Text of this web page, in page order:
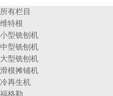
所有栏目
维特根
小型铣刨机
中型铣刨机
大型铣刨机
滑模摊铺机
冷再生机
福格勒